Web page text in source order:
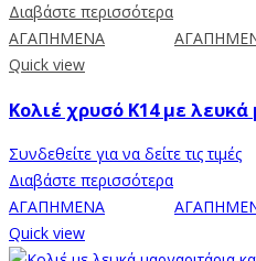
Διαβάστε περισσότερα
ΑΓΑΠΗΜΕΝΑ
Quick view
Κολιέ χρυσό Κ14 με λευκά
Συνδεθείτε για να δείτε τις τιμές
Διαβάστε περισσότερα
ΑΓΑΠΗΜΕΝΑ
Quick view